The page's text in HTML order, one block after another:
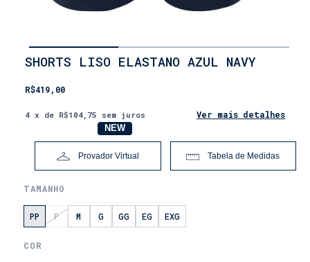
INÍCIO
•
•
DOS
SHORTS LISO ELASTANO AZUL NAVY
R$419,00
4 x de R$104,75 sem juros Ver mais detalhes
Provador Virtual
NOVO
NEW
Tabela de Medidas
TAMANHO
PP P M G GG EG EXG
COR